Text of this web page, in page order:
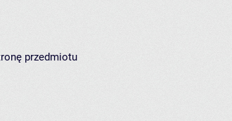
przedmiotu